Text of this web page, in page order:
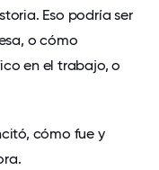
Eso podría ser
o cómo
en el trabajo, o
cómo fue y